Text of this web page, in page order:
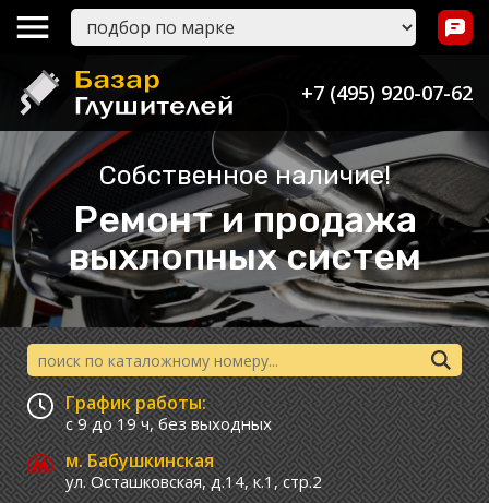
+7 (495) 920-07-62
Собственное наличие!
Ремонт и продажа
выхлопных систем
График работы:
с 9 до 19 ч,без выходных
м. Бабушкинская
ул. Осташковская, д.14, к.1, стр.2